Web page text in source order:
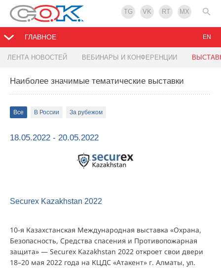
TG VK RT MX
ГЛАВНОЕ
ЛЕНТА НОВОСТЕЙ ВЕБИНАРЫ И КОНФЕРЕНЦИИ
EN
Наиболее значимые тематические выставки
Все В России За рубежом
18.05.2022 - 20.05.2022
Securex Kazakhstan 2022
10-я Казахстанская Международная выставка «Охрана,
Безопасность, Средства спасения и Противопожарная
защита» — Securex Kazakhstan 2022 откроет свои двери
18–20 мая 2022 года на КЦДС «Атакент» г. Алматы, ул.